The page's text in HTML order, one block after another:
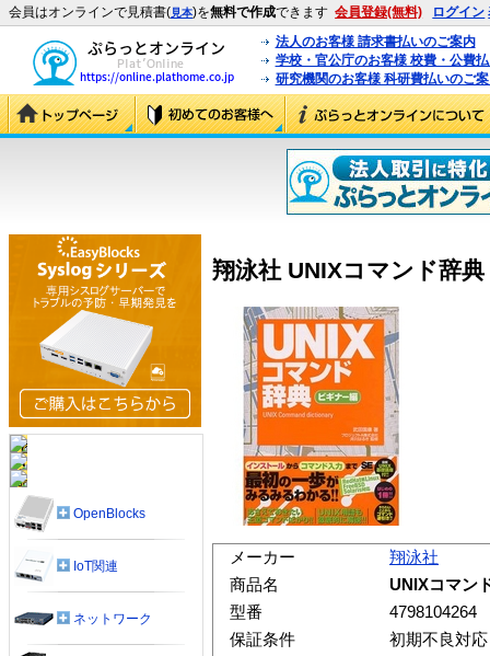
会員はオンラインで見積書(見本)を無料で作成できます 会員登録(無料) ログイン
法人のお客様 請求書払いのご案内
学校・官公庁のお客様 校費・公費
研究機関のお客様 科研費払いのご
翔泳社 UNIXコマンド辞
メーカー
翔泳社
商品名
UNIXコマン
型番
4798104264
保証条件
初期不良対
OpenBlocks
IoT関連
ネットワーク